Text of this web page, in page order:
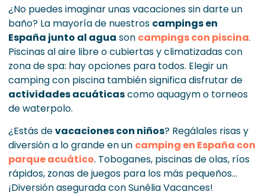
¿No puedes imaginar unas vacaciones sin darte un
baño? La mayoría de nuestros campings en
España junto al agua son campings con piscina.
Piscinas al aire libre o cubiertas y climatizadas con
zona de spa: hay opciones para todos. Elegir un
camping con piscina también significa disfrutar de
actividades acuáticascomo aquagym o torneos
de waterpolo.
¿Estás devacaciones con niños? Regálales risas y
diversión a lo grande en un camping en España con
parque acuático. Toboganes, piscinas de olas, ríos
rápidos, zonas de juegos para los más pequeños…
¡Diversión asegurada con Sunêlia Vacances!